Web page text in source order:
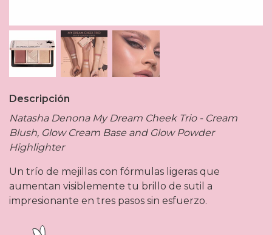
Descripción
Natasha Denona My Dream Cheek Trio - Cream
Blush, Glow Cream Base and Glow Powder
Highlighter
Un trío de mejillas con fórmulas ligeras que
aumentan visiblemente tu brillo de sutil a
impresionante en tres pasos sin esfuerzo.